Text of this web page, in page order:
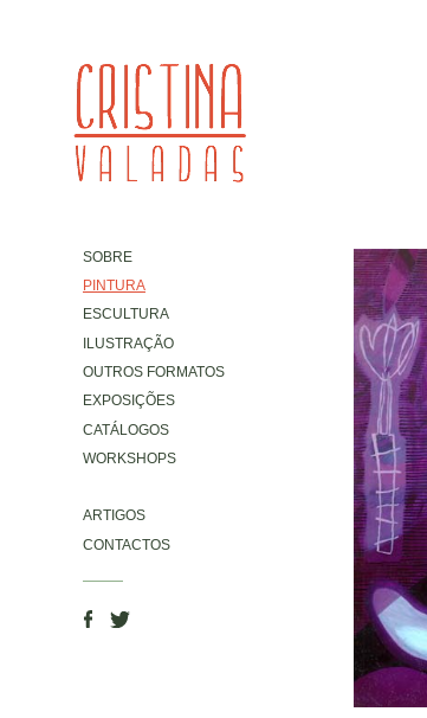
PINTURA
SOBRE
ESCULTURA
ILUSTRAÇÃO
OUTROS FORMATOS
EXPOSIÇÕES
ARTIGOS
CATÁLOGOS
WORKSHOPS
CONTACTOS